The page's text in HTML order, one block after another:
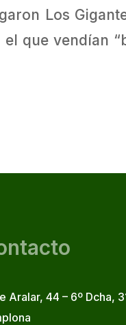
Los
que vendían
Aralar, 44 – 6º Dcha,